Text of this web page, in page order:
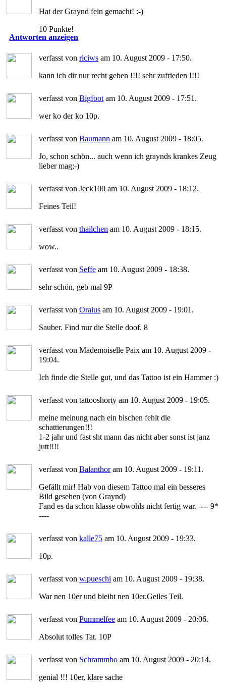
Hat der Graynd fein gemacht! :-)
10 Punkte!
Antworten anzeigen
verfasst von riciws am 10. August 2009 - 17:50.
kann ich dir nur recht geben !!!! sehr zufrieden !!!!
verfasst von Bigfoot am 10. August 2009 - 17:51.
wer ko der ko 10p.
verfasst von Baumann am 10. August 2009 - 18:05.
Jo, schon schön... auch wenn ich graynds krankes Zeug
lieber mag;-)
verfasst von Jeck100 am 10. August 2009 - 18:12.
Feines Teil!
verfasst von thailchen am 10. August 2009 - 18:15.
wow..
verfasst von Seffe am 10. August 2009 - 18:38.
sehr schön, geb mal 9P
verfasst von Oraius am 10. August 2009 - 19:01.
Sauber. Find nur die Stelle doof. 8
verfasst von Mademoiselle Paix am 10. August 2009 -
19:04.
Ich finde die Stelle gut, und das Tattoo ist ein Hammer :)
verfasst von tattooshorty am 10. August 2009 - 19:05.
meine meinung nach ein bischen fehlt die
schattierungen!!!
1-2 jahr und fast sht mann das nicht aber sonst ist janz
jutt!!!!
verfasst von Balanthoram 10. August 2009 - 19:11.
Gefällt mir! Hab von diesem Tattoo mal ein besseres
Bild gesehen (von Graynd)
Fand es da schon klasse obwohls nicht fertig war. ---- 9*
----
verfasst von kalle75 am 10. August 2009 - 19:33.
10p.
verfasst von w.pueschi am 10. August 2009 - 19:38.
War nen 10er und bleibt nen 10er.Geiles Teil.
verfasst von Pummelfee am 10. August 2009 - 20:06.
Absolut tolles Tat. 10P
verfasst von Schrammbo am 10. August 2009 - 20:14.
genial !!! 10er, klare sache